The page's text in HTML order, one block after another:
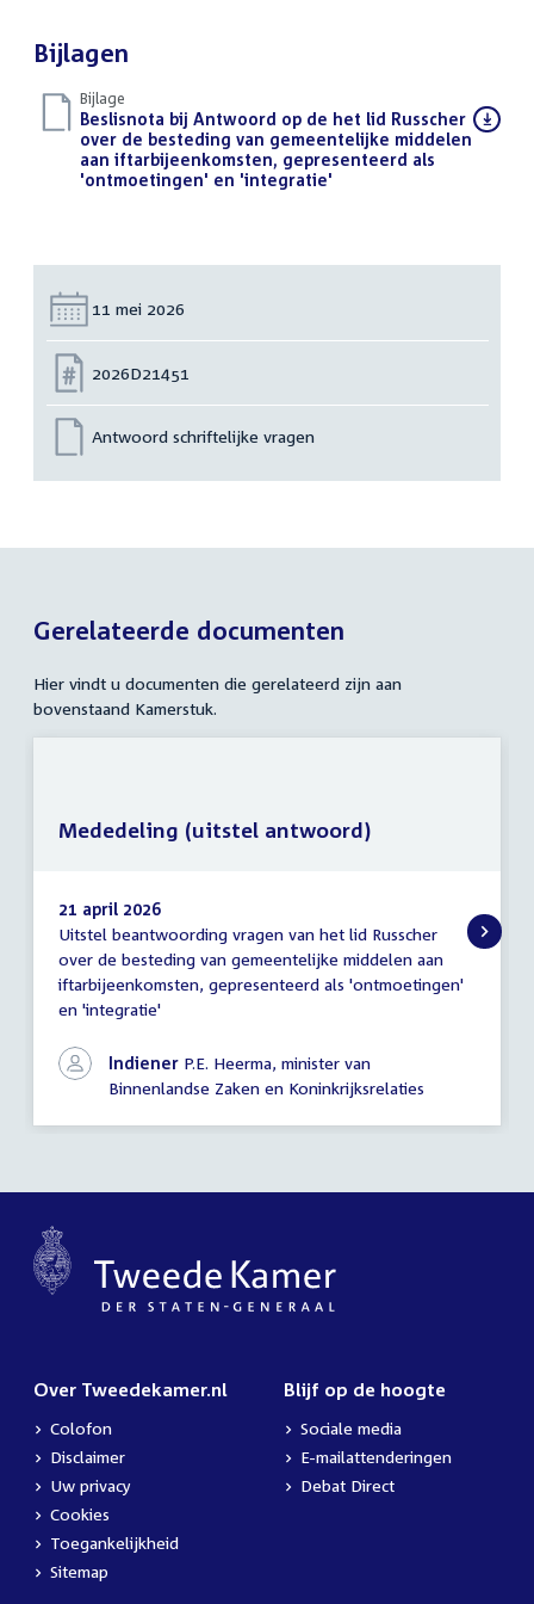
Bijlagen
Bijlage
Download
bestand:
Beslisnota bij Antwoord op de het lid Russcher
over de besteding van gemeentelijke middelen
aan iftarbijeenkomsten, gepresenteerd als
'ontmoetingen' en 'integratie'
Datum:
11 mei 2026
Nummer:
2026D21451
Antwoord schriftelijke vragen
Gerelateerde documenten
Hier vindt u documenten die gerelateerd zijn aan
bovenstaand Kamerstuk.
Mededeling
(uitstel
antwoord)
21 april 2026
Uitstel beantwoording vragen van het lid Russcher
over de besteding van gemeentelijke middelen aan
iftarbijeenkomsten, gepresenteerd als 'ontmoetingen'
en 'integratie'
Indiener P.E. Heerma, minister van
Binnenlandse Zaken en Koninkrijksrelaties
Mededeling (uitstel antwoord)
Over Tweedekamer.nl
Colofon
Disclaimer
Uw privacy
Cookies
Toegankelijkheid
Sitemap
Blijf op de hoogte
Sociale media
E-mailattenderingen
Debat Direct